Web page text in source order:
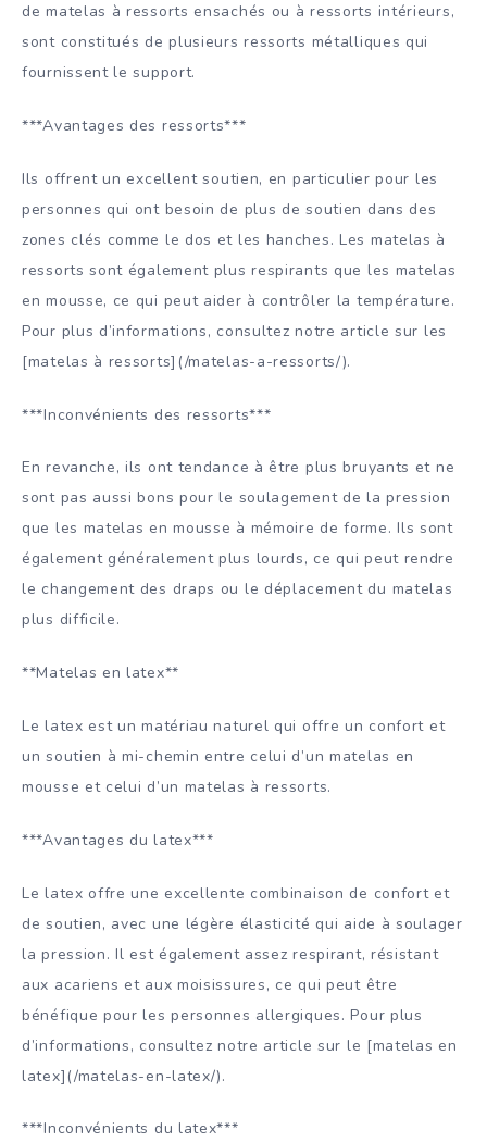
de matelas à ressorts ensachés ou à ressorts intérieurs,
sont constitués de plusieurs ressorts métalliques qui
fournissent le support.
***Avantages des ressorts***
Ils offrent un excellent soutien, en particulier pour les
personnes qui ont besoin de plus de soutien dans des
zones clés comme le dos et les hanches. Les matelas à
ressorts sont également plus respirants que les matelas
en mousse, ce qui peut aider à contrôler la température.
Pour plus d’informations, consultez notre article sur les
[matelas à ressorts](/matelas-a-ressorts/).
***Inconvénients des ressorts***
En revanche, ils ont tendance à être plus bruyants et ne
sont pas aussi bons pour le soulagement de la pression
que les matelas en mousse à mémoire de forme. Ils sont
également généralement plus lourds, ce qui peut rendre
le changement des draps ou le déplacement du matelas
plus difficile.
**Matelas en latex**
Le latex est un matériau naturel qui offre un confort et
un soutien à mi-chemin entre celui d’un matelas en
mousse et celui d’un matelas à ressorts.
***Avantages du latex***
Le latex offre une excellente combinaison de confort et
de soutien, avec une légère élasticité qui aide à soulager
la pression. Il est également assez respirant, résistant
aux acariens et aux moisissures, ce qui peut être
bénéfique pour les personnes allergiques. Pour plus
d’informations, consultez notre article sur le [matelas en
latex](/matelas-en-latex/).
***Inconvénients du latex***